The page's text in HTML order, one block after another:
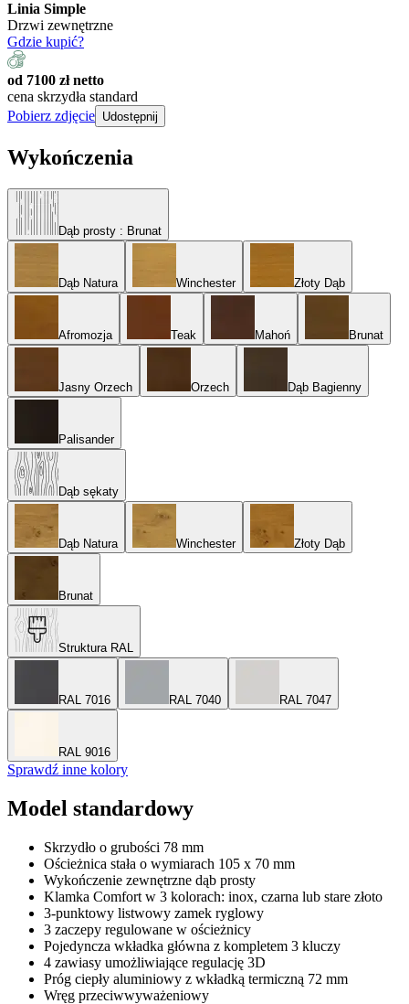
Linia Simple
Drzwi zewnętrzne
Gdzie kupić?
od 7100 zł netto
cena skrzydła standard
Pobierz zdjęcie Udostępnij
Wykończenia
Dąb prosty : Brunat
Dąb Natura Winchester Złoty Dąb
Afromozja Teak Mahoń Brunat
Jasny Orzech Orzech Dąb Bagienny
Palisander
Dąb sękaty
Dąb Natura Winchester Złoty Dąb
Brunat
Struktura RAL
RAL 7016 RAL 7040 RAL 7047
RAL 9016
Sprawdź inne kolory
Model standardowy
Skrzydło o grubości 78 mm
Ościeżnica stała o wymiarach 105 x 70 mm
Wykończenie zewnętrzne dąb prosty
Klamka Comfort w 3 kolorach: inox, czarna lub stare złoto
3-punktowy listwowy zamek ryglowy
3 zaczepy regulowane w ościeżnicy
Pojedyncza wkładka główna z kompletem 3 kluczy
4 zawiasy umożliwiające regulację 3D
Próg ciepły aluminiowy z wkładką termiczną 72 mm
Wręg przeciwwyważeniowy